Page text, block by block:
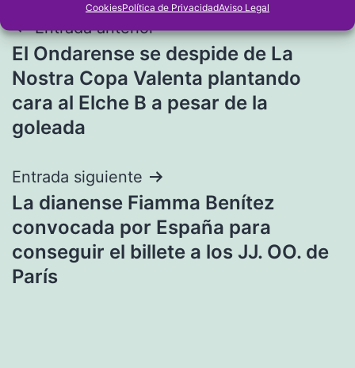
CookiesPolítica de PrivacidadAviso Legal
Navegación
de
entradas
Entrada anterior
El Ondarense se despide de La
Nostra Copa Valenta plantando
cara al Elche B a pesar de la
goleada
Entrada siguiente
La dianense Fiamma Benítez
convocada por España para
conseguir el billete a los JJ. OO. de
París